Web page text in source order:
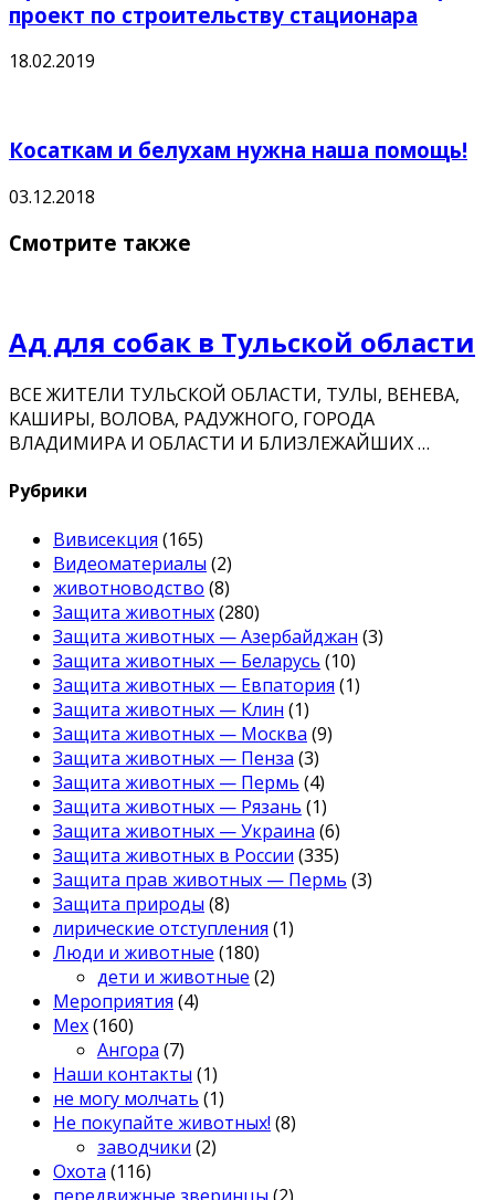
проект по строительству стационара
18.02.2019
Косаткам и белухам нужна наша помощь!
03.12.2018
Смотрите также
Ад для собак в Тульской области
ВСЕ ЖИТЕЛИ ТУЛЬСКОЙ ОБЛАСТИ, ТУЛЫ, ВЕНЕВА,
КАШИРЫ, ВОЛОВА, РАДУЖНОГО, ГОРОДА
ВЛАДИМИРА И ОБЛАСТИ И БЛИЗЛЕЖАЙШИХ …
Рубрики
Вивисекция (165)
Видеоматериалы (2)
животноводство (8)
Защита животных(280)
Защита животных — Азербайджан (3)
Защита животных — Беларусь (10)
Защита животных — Евпатория (1)
Защита животных — Клин (1)
Защита животных — Москва (9)
Защита животных — Пенза (3)
Защита животных — Пермь (4)
Защита животных — Рязань (1)
Защита животных — Украина (6)
Защита животных в России (335)
Защита прав животных — Пермь (3)
Защита природы (8)
лирические отступления (1)
Люди и животные (180)
дети и животные (2)
Мероприятия (4)
Мех(160)
Ангора (7)
Наши контакты (1)
не могу молчать (1)
Не покупайте животных! (8)
заводчики (2)
Охота (116)
передвижные зверинцы (2)